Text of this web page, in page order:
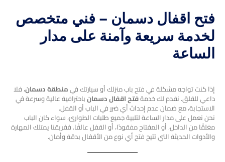
فتح اقفال دسمان – فني متخصص
لخدمة سريعة وآمنة على مدار
الساعة
إذا كنت تواجه مشكلة في فتح باب منزلك أو سيارتك فيمنطقة دسمان، فلا
داعي للقلق. نقدم لك خدمةفتح اقفال دسمانباحترافية عالية وسرعة في
الاستجابة، مع ضمان عدم إحداث أي ضرر في الباب أو القفل.
نحن نعمل على مدار الساعة لتلبية جميع طلبات الطوارئ، سواء كان الباب
مغلقًا من الداخل، أو المفتاح مفقودًا، أو القفل عالقًا. ففريقنا يمتلك المهارة
والأدوات الحديثة التي تتيح فتح أي نوع من الأقفال بدقة وأمان.